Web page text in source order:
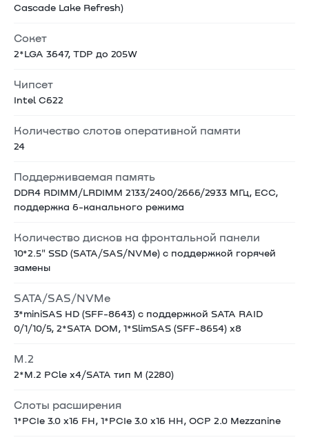
Cascade Lake Refresh)
Сокет
2*LGA 3647, TDP до 205W
Чипсет
Intel C622
Количество слотов оперативной памяти
24
Поддерживаемая память
DDR4 RDIMM/LRDIMM 2133/2400/2666/2933 МГц, ECC,
поддержка 6-канального режима
Количество дисков на фронтальной панели
10*2.5" SSD (SATA/SAS/NVMe) с поддержкой горячей
замены
SATA/SAS/NVMe
3*miniSAS HD (SFF-8643) с поддержкой SATA RAID
0/1/10/5, 2*SATA DOM, 1*SlimSAS (SFF-8654) x8
M.2
2*M.2 PCle x4/SATA тип М (2280)
Слоты расширения
1*PCIe 3.0 x16 FH, 1*PCIe 3.0 x16 HH, OCP 2.0 Mezzanine